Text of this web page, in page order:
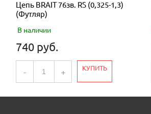
Цепь BRAIT 76зв. RS (0,325-1,3)
(Футляр)
В наличии
740 руб.
- + КУПИТЬ